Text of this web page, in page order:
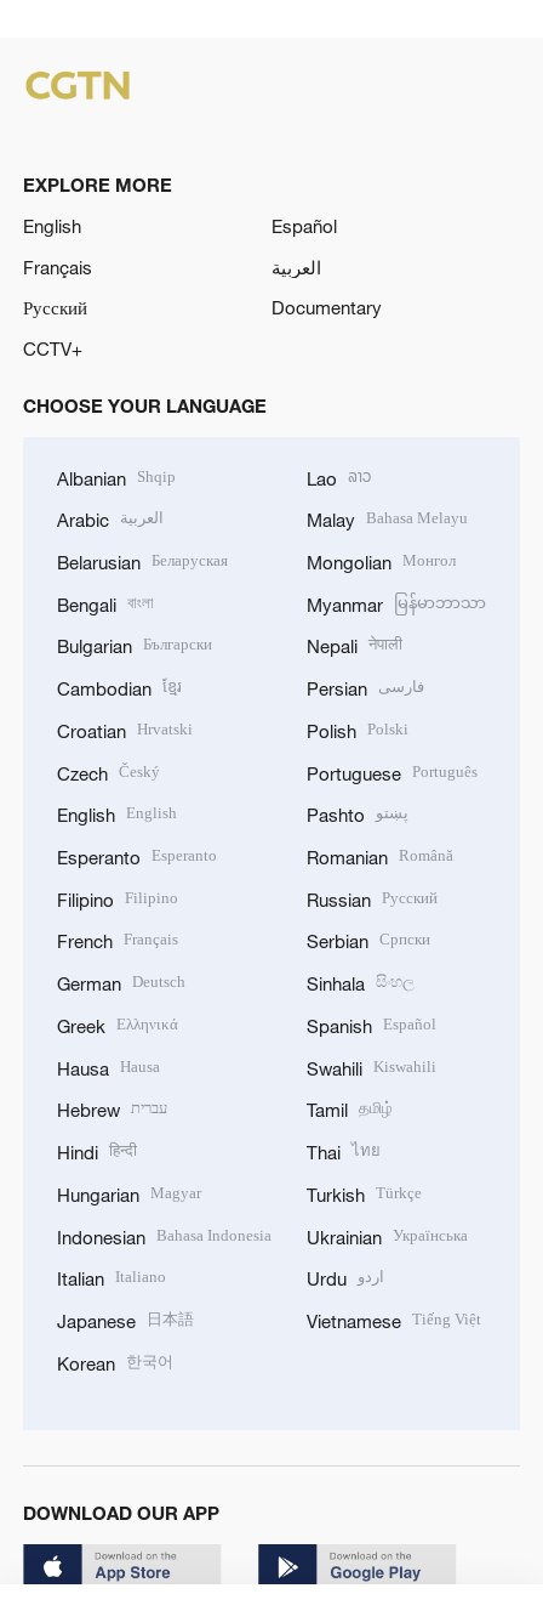
EXPLORE MORE
English
Español
Français
العربية
Русский
Documentary
CCTV+
CHOOSE YOUR LANGUAGE
Albanian Shqip
Arabic العربية
Belarusian Беларуская
Bengali বাংলা
Bulgarian Български
Cambodian ខ្មែរ
Croatian Hrvatski
Czech Český
English English
Esperanto Esperanto
Filipino Filipino
French Français
German Deutsch
Greek Ελληνικά
Hausa Hausa
Hebrew עברית
Hindi हिन्दी
Hungarian Magyar
Indonesian Bahasa Indonesia
Italian Italiano
Japanese 日本語
Korean 한국어
Lao ລາວ
Malay Bahasa Melayu
Mongolian Монгол
Myanmar မြန်မာဘာသာ
Nepali नेपाली
Persian فارسی
Polish Polski
Portuguese Português
Pashto پښتو
Romanian Română
Russian Русский
Serbian Српски
Sinhala සිංහල
Spanish Español
Swahili Kiswahili
Tamil தமிழ்
Thai ไทย
Turkish Türkçe
Ukrainian Українська
Urdu اردو
Vietnamese Tiếng Việt
DOWNLOAD OUR APP